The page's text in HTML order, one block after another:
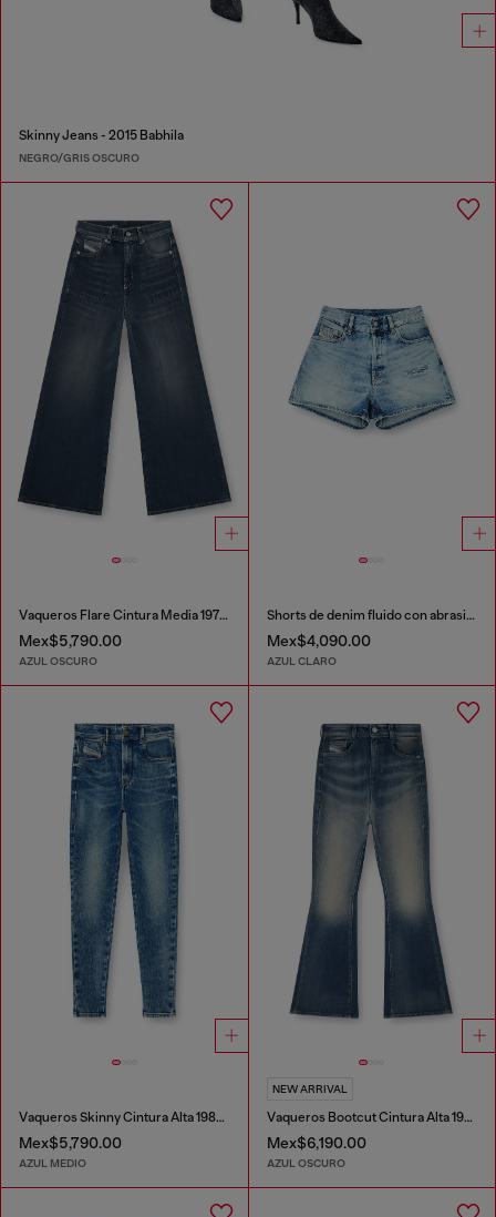
Skinny Jeans - 2015 Babhila
NEGRO/GRIS OSCURO
Vaqueros Flare Cintura Media 1978 D-Akemi
Mex$5,790.00
AZUL OSCURO
Shorts de denim fluido con abrasiones
Mex$4,090.00
AZUL CLARO
Vaqueros Skinny Cintura Alta 1984 Slandy-High
Mex$5,790.00
AZUL MEDIO
NEW ARRIVAL
Vaqueros Bootcut Cintura Alta 1973 D-Partt
Mex$6,190.00
AZUL OSCURO